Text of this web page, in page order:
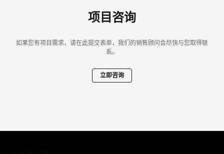
项目咨询
如果您有项目需求，请在此提交表单，我们的销售顾问会尽快与您取得联
系。
立即咨询